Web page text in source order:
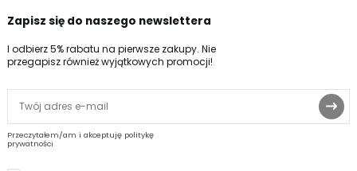
Zapisz się do naszego newslettera
I odbierz 5% rabatu na pierwsze zakupy. Nie
przegapisz również wyjątkowych promocji!
Przeczytałem/am i akceptuję politykę
prywatności